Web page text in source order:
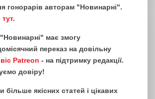
гонорарів авторам "Новинарні".
тут.
має змогу
переказ на довільну
Patreon - на підтримку редакції.
довіру!
більше якісних статей і цікавих